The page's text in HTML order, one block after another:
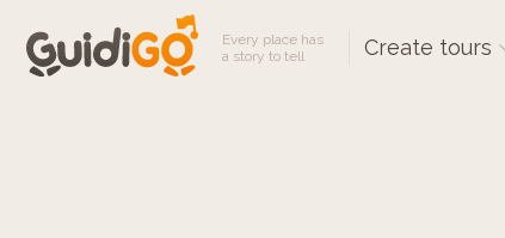
Every place has
a story to tell
Create tours